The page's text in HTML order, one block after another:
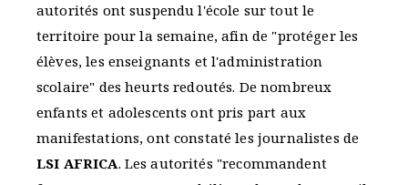
autorités ont suspendu l'école sur tout le
territoire pour la semaine, afin de "protéger les
élèves, les enseignants et l'administration
scolaire" des heurts redoutés. De nombreux
enfants et adolescents ont pris part aux
manifestations, ont constaté les journalistes de
LSI AFRICA. Les autorités "recommandent